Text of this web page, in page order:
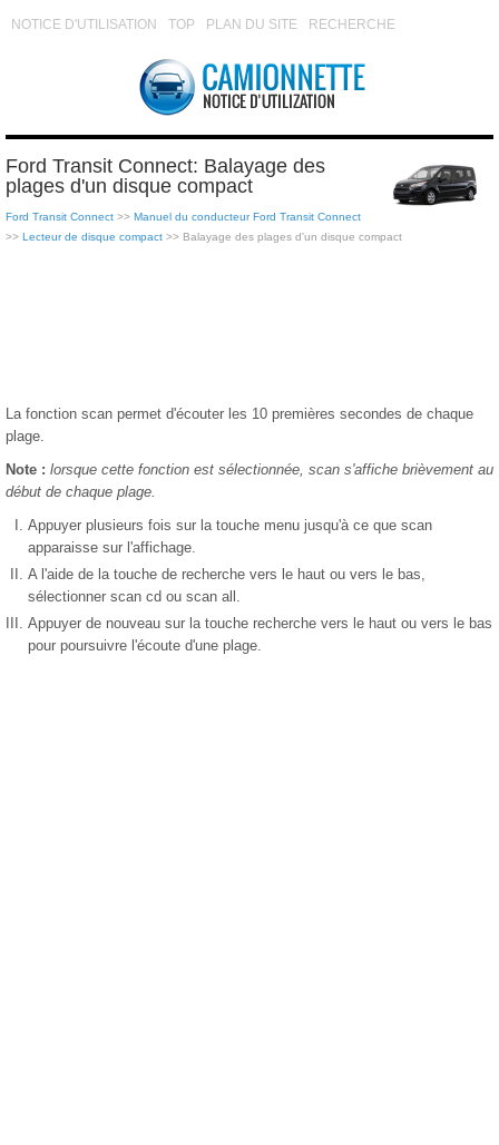
NOTICE D'UTILISATION TOP PLAN DU SITE RECHERCHE
Ford Transit Connect: Balayage des
plages d'un disque compact
Ford Transit Connect >> Manuel du conducteur Ford Transit Connect
>> Lecteur de disque compact >> Balayage des plages d'un disque compact
La fonction scan permet d'écouter les 10 premières secondes de chaque
plage.
Note : lorsque cette fonction est sélectionnée, scan s'affiche brièvement au
début de chaque plage.
Appuyer plusieurs fois sur la touche menu jusqu'à ce que scan
apparaisse sur l'affichage.
A l'aide de la touche de recherche vers le haut ou vers le bas,
sélectionner scan cd ou scan all.
Appuyer de nouveau sur la touche recherche vers le haut ou vers le bas
pour poursuivre l'écoute d'une plage.